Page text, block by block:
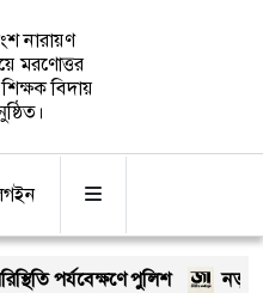
নারায়ণ
মরণোত্তর
বিদায়
নতুন কুঁড়ি স্পোর্টস: তরুণ